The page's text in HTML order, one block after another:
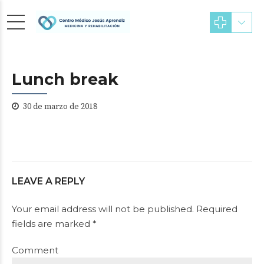
Lunch break
30 de marzo de 2018
LEAVE A REPLY
Your email address will not be published. Required
fields are marked *
Comment